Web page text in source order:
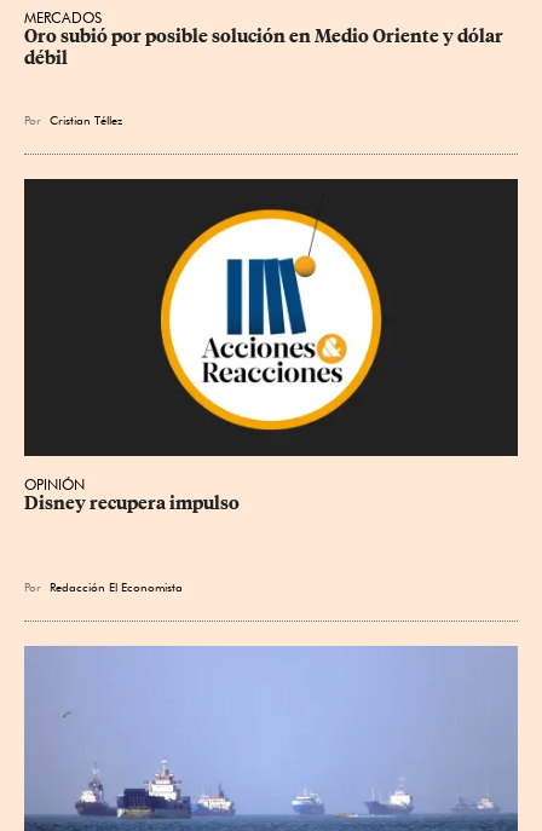
MERCADOS
Oro subió por posible solución en Medio Oriente y dólar
débil
Por Cristian Téllez
OPINIÓN
Disney recupera impulso
Por Redacción El Economista